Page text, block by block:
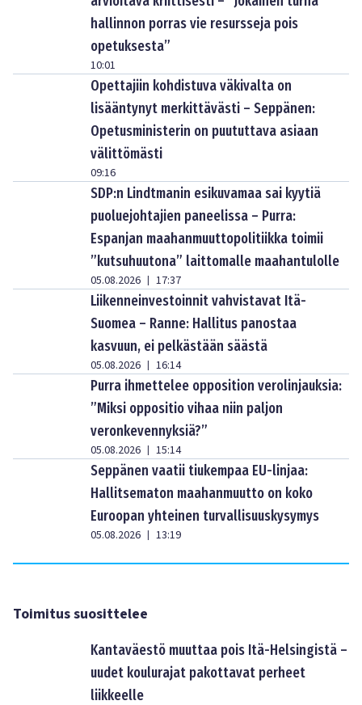
hallinnon porras vie resursseja pois
opetuksesta”
10:01
Opettajiin kohdistuva väkivalta on
lisääntynyt merkittävästi – Seppänen:
Opetusministerin on puututtava asiaan
välittömästi
09:16
SDP:n Lindtmanin esikuvamaa sai kyytiä
puoluejohtajien paneelissa – Purra:
Espanjan maahanmuuttopolitiikka toimii
”kutsuhuutona” laittomalle maahantulolle
05.08.2026 | 17:37
Liikenneinvestoinnit vahvistavat Itä-
Suomea – Ranne: Hallitus panostaa
kasvuun, ei pelkästään säästä
05.08.2026 | 16:14
Purra ihmettelee opposition verolinjauksia:
”Miksi oppositio vihaa niin paljon
veronkevennyksiä?”
05.08.2026 | 15:14
Seppänen vaatii tiukempaa EU-linjaa:
Hallitsematon maahanmuutto on koko
Euroopan yhteinen turvallisuuskysymys
05.08.2026 | 13:19
Toimitus suosittelee
Kantaväestö muuttaa pois Itä-Helsingistä –
uudet koulurajat pakottavat perheet
liikkeelle